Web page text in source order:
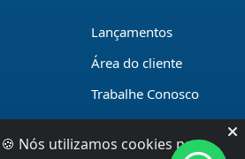
Lançamentos
Área do cliente
Trabalhe Conosco
Políticas de privacidade
🍪 Nós utilizamos cookies para